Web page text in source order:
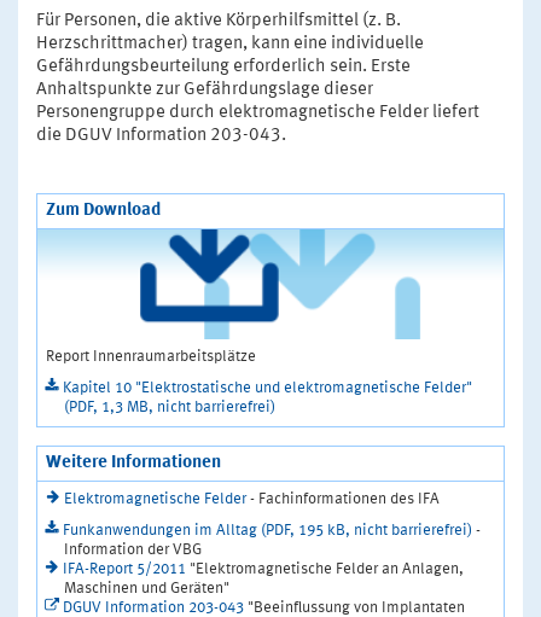
Für Personen, die aktive Körperhilfsmittel (z. B.
Herzschrittmacher) tragen, kann eine individuelle
Gefährdungsbeurteilung erforderlich sein. Erste
Anhaltspunkte zur Gefährdungslage dieser
Personengruppe durch elektromagnetische Felder liefert
die DGUV Information 203-043.
Zum Download
Report Innenraumarbeitsplätze
Kapitel 10 "Elektrostatische und elektromagnetische Felder"
(PDF, 1,3 MB, nicht barrierefrei)
Weitere Informationen
Elektromagnetische Felder- Fachinformationen des IFA
Funkanwendungen im Alltag (PDF, 195 kB, nicht barrierefrei) -
Information der VBG
IFA-Report 5/2011 "Elektromagnetische Felder an Anlagen,
Maschinen und Geräten"
DGUV Information 203-043 "Beeinflussung von Implantaten